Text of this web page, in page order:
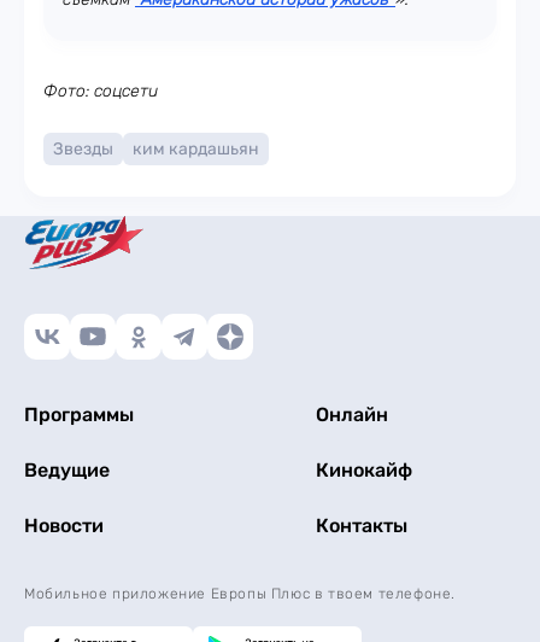
Фото: соцсети
Звезды ким кардашьян
Программы Онлайн
Ведущие Кинокайф
Новости Контакты
Мобильное приложение Европы Плюс в твоем телефоне.